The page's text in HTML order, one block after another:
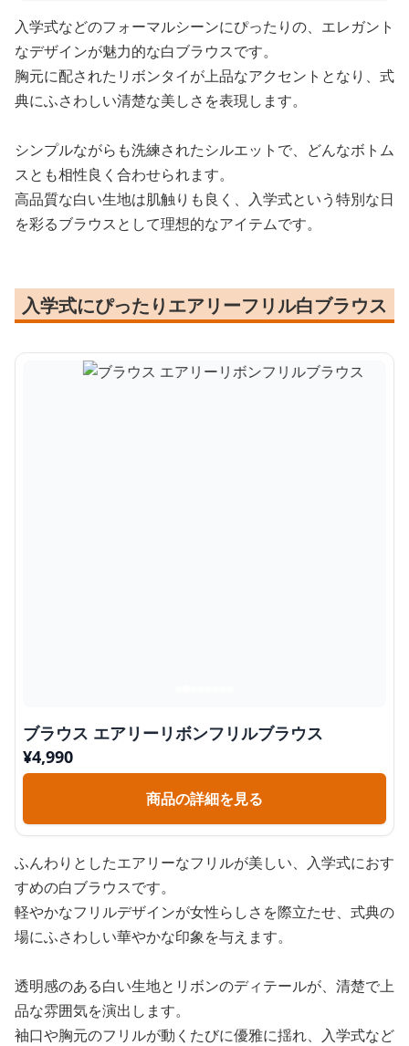
入学式などのフォーマルシーンにぴったりの、エレガント
なデザインが魅力的な白ブラウスです。
胸元に配されたリボンタイが上品なアクセントとなり、式
典にふさわしい清楚な美しさを表現します。
シンプルながらも洗練されたシルエットで、どんなボトム
スとも相性良く合わせられます。
高品質な白い生地は肌触りも良く、入学式という特別な日
を彩るブラウスとして理想的なアイテムです。
入学式にぴったりエアリーフリル白ブラウス
ブラウス エアリーリボンフリルブラウス
¥4,990
商品の詳細を見る
ふんわりとしたエアリーなフリルが美しい、入学式におす
すめの白ブラウスです。
軽やかなフリルデザインが女性らしさを際立たせ、式典の
場にふさわしい華やかな印象を与えます。
透明感のある白い生地とリボンのディテールが、清楚で上
品な雰囲気を演出します。
袖口や胸元のフリルが動くたびに優雅に揺れ、入学式など